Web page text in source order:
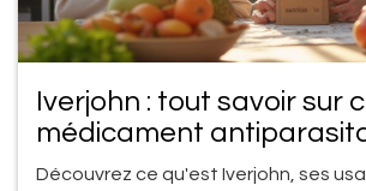
Iverjohn : tout savoir sur
médicament
efficace
Découvrez ce qu'est Iverjohn, ses